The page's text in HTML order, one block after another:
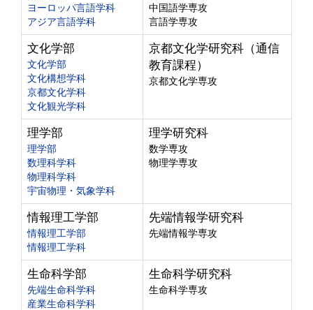
ヨーロッパ言語学科
アジア言語学科
中国語学専攻
言語学専攻
文化学部
文化学部
文化構想学科
京都文化学科
文化観光学科
京都文化学研究科（通信
教育課程）
京都文化学専攻
理学部
理学部
数理科学科
物理科学科
宇宙物理・気象学科
理学研究科
数学専攻
物理学専攻
情報理工学部
情報理工学部
情報理工学科
先端情報学研究科
先端情報学専攻
生命科学部
先端生命科学科
産業生命科学科
生命科学研究科
生命科学専攻